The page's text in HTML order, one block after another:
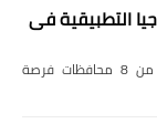
التطبيقية فى
وظائف خالية بمدارس التكنولوجيا التطبيقية فى اكثر من 8 محافظات فرصة